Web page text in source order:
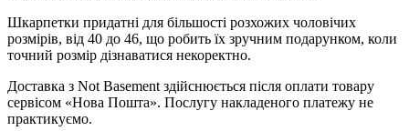
Шкарпетки придатні для більшості розхожих чоловічих
розмірів, від 40 до 46, що робить їх зручним подарунком, коли
точний розмір дізнаватися некоректно.
Доставка з Not Basement здійснюється після оплати товару
сервісом «Нова Пошта». Послугу накладеного платежу не
практикуємо.